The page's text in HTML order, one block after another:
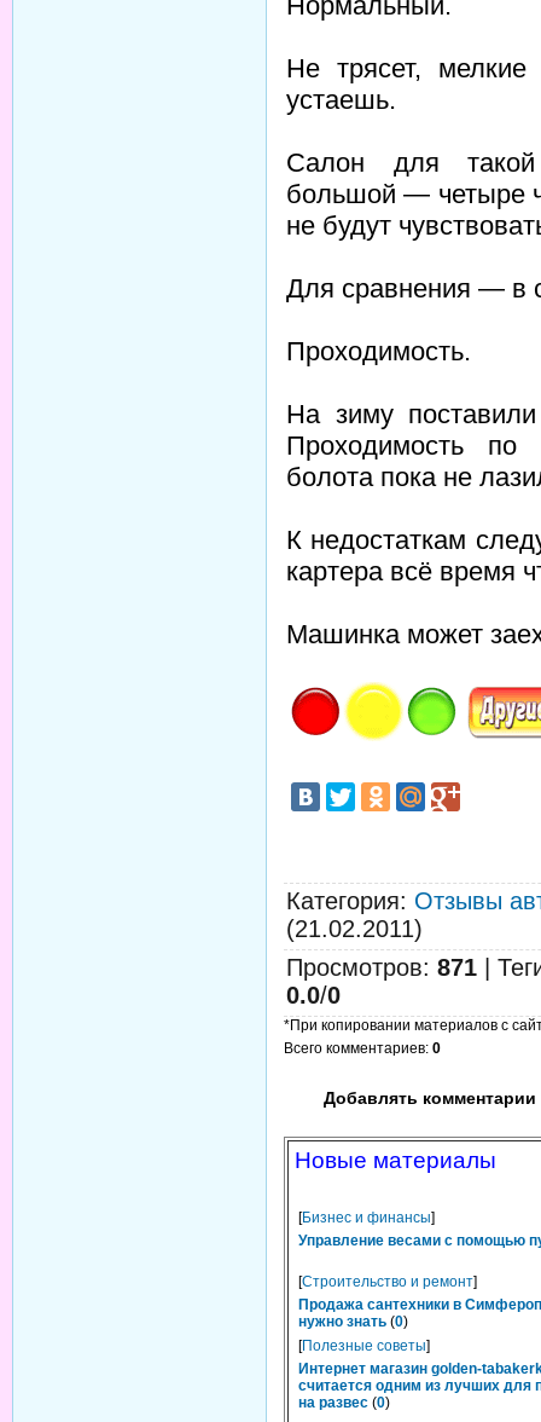
Не трясет, мелкие
устаешь.
Салон для такой
большой — четыре
не будут
Для сравнения — в
Проходимость.
На зиму
Проходимость
болота пока не
К недостаткам
картера всё время
Машинка может
Категория: Отзывы
(21.02.2011)
Просмотров: 871
0.0/0
*При копировании материалов с
Всего комментариев: 0
Добавлять комментарии
Новые материалы
[Бизнес и финансы]
Управление весами с помощью
[Строительство и ремонт]
Продажа сантехники в
нужно знать (0)
[Полезные советы]
Интернет магазин golden-
считается одним из лучших для
на развес (0)